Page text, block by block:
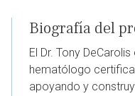
Biografía del
El Dr. Tony
hematólogo
apoyando y